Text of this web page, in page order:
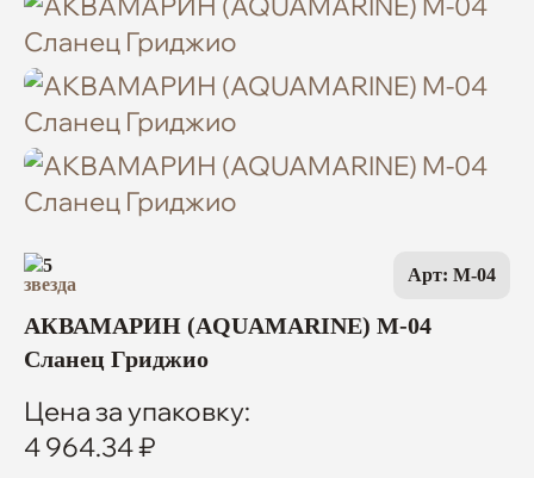
5 Арт: M-04
АКВАМАРИН (AQUAMARINE) M-04
Сланец Гриджио
Цена за упаковку:
4 964.34 ₽